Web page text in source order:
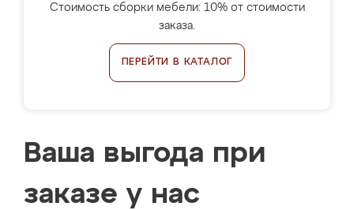
Стоимость сборки мебели: 10% от стоимости
заказа.
ПЕРЕЙТИ В КАТАЛОГ
Ваша выгода при
заказе у нас